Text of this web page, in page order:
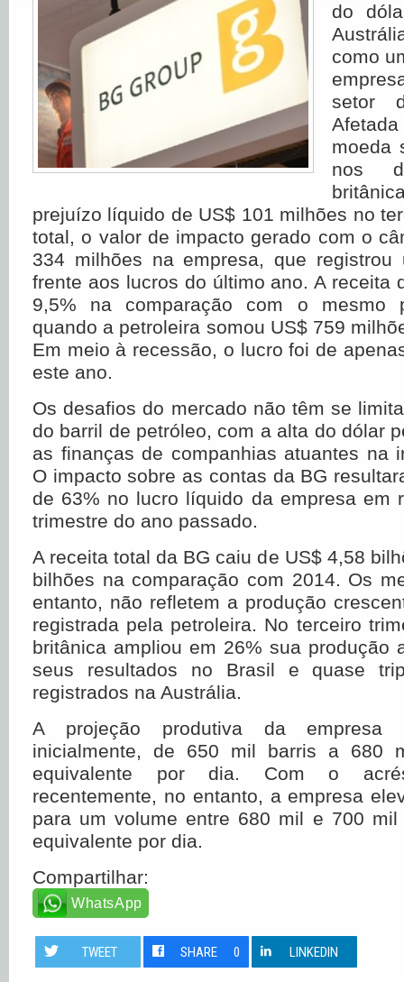
do
como
setor
moeda
nos
prejuízo líquido de US$ 101 milhões no
total, o valor de impacto gerado com o
334 milhões na empresa, que registrou
frente aos lucros do último ano. A receita
9,5% na comparação com o mesmo
quando a petroleira somou US$ 759
Em meio à recessão, o lucro foi de
este ano.
Os desafios do mercado não têm se
do barril de petróleo, com a alta do dólar
as finanças de companhias atuantes na
O impacto sobre as contas da BG
de 63% no lucro líquido da empresa em
trimestre do ano passado.
A receita total da BG caiu de US$ 4,58
bilhões na comparação com 2014. Os
entanto, não refletem a produção
registrada pela petroleira. No terceiro
britânica ampliou em 26% sua produção
seus resultados no Brasil e quase
registrados na Austrália.
A projeção produtiva da empresa
inicialmente, de 650 mil barris a 680
equivalente por dia. Com o
recentemente, no entanto, a empresa
para um volume entre 680 mil e 700 mil
equivalente por dia.
Compartilhar:
WhatsApp
TWEET SHARE 0 LINKEDIN